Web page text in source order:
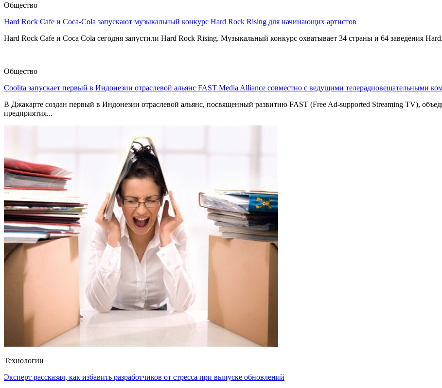
Общество
Hard Rock Cafe и Coca-Cola запускают музыкальный конкурс Hard Rock Rising для начинающих артистов
Hard Rock Cafe и Coca Cola сегодня запустили Hard Rock Rising. Музыкальный конкурс охватывает 34 страны и 64 заведения
Общество
Coolita запускает первый в Индонезии отраслевой альянс FAST Media Alliance совместно с ведущими телерадиовещательными
В Джакарте создан первый в Индонезии отраслевой альянс, посвященный развитию FAST (Free Ad-supported Streaming TV),
предприятия...
Технологии
Эксперт рассказал, как избавить разработчиков от стресса при выпуске обновлений